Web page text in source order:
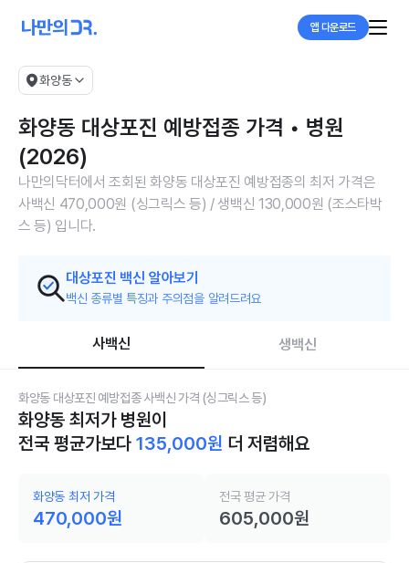
앱 다운로드
화양동
화양동 대상포진 예방접종 가격 • 병원
(2026)
나만의닥터에서 조회된 화양동 대상포진 예방접종의 최저 가격은
사백신 470,000원 (싱그릭스 등) / 생백신 130,000원 (조스타박
스 등) 입니다.
대상포진 백신 알아보기
백신 종류별 특징과 주의점을 알려드려요
사백신 생백신
화양동 대상포진 예방접종 사백신 가격 (싱그릭스 등)
화양동 최저가 병원이
전국 평균가보다 135,000원 더 저렴해요
화양동 최저 가격
470,000원
전국 평균 가격
605,000원